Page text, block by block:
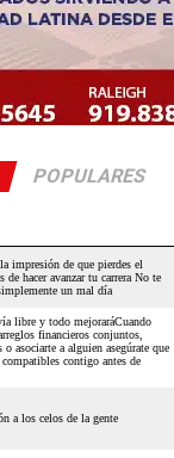
POPULARES